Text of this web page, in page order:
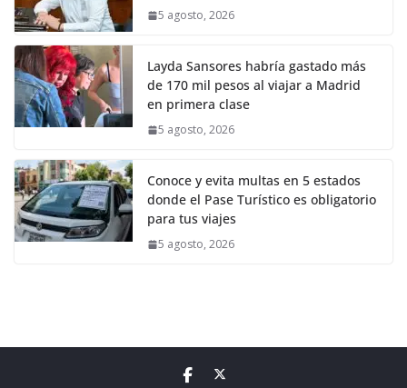
5 agosto, 2026
Layda Sansores habría gastado más
de 170 mil pesos al viajar a Madrid
en primera clase
5 agosto, 2026
Conoce y evita multas en 5 estados
donde el Pase Turístico es obligatorio
para tus viajes
5 agosto, 2026